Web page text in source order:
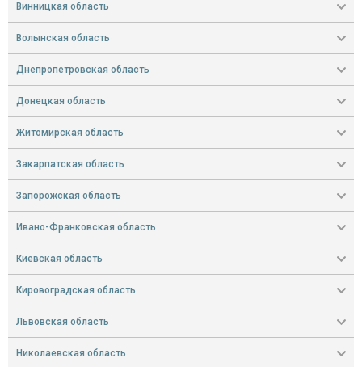
Винницкая область
Волынская область
Днепропетровская область
Донецкая область
Житомирская область
Закарпатская область
Запорожская область
Ивано-Франковская область
Киевская область
Кировоградская область
Львовская область
Николаевская область